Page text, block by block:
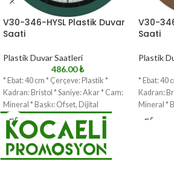
V30-346-HYSL Plastik Duvar
Saati
Plastik Duvar Saatleri
486.00₺
* Ebat: 40 cm * Çerçeve: Plastik *
Kadran: Bristol * Saniye: Akar * Cam:
Mineral * Baskı: Ofset, Dijital
V30-
Saati
Plastik
* Ebat: 40
Kadran:
Mineral *